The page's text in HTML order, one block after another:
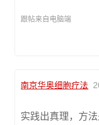
跟帖来自电脑端
南京华奥细胞疗法
实践出真理，方